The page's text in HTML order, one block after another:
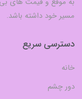
مسیر خود داشته باشد.
دسترسی سریع
خانه
دور چشم